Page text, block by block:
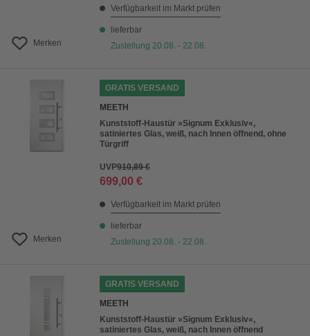
Merken
Verfügbarkeit im Markt prüfen
lieferbar
Zustellung 20.08. - 22.08.
Merken
GRATIS VERSAND
MEETH
Kunststoff-Haustür »Signum Exklusiv«,
satiniertes Glas, weiß, nach Innen öffnend, ohne
Türgriff
UVP910,89 €
699,00 €
Verfügbarkeit im Markt prüfen
lieferbar
Zustellung 20.08. - 22.08.
GRATIS VERSAND
MEETH
Kunststoff-Haustür »Signum Exklusiv«,
satiniertes Glas, weiß, nach Innen öffnend